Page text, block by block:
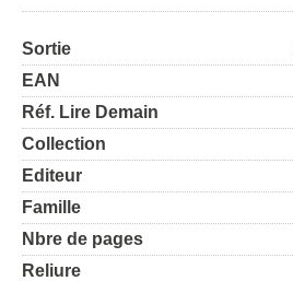
Sortie
EAN
Réf. Lire Demain
Collection
Editeur
Famille
Nbre de pages
Reliure